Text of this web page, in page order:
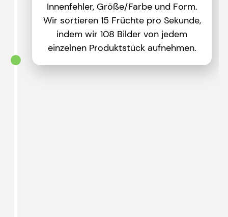
Innenfehler, Größe/Farbe und Form.
Wir sortieren 15 Früchte pro Sekunde,
indem wir 108 Bilder von jedem
einzelnen Produktstück aufnehmen.